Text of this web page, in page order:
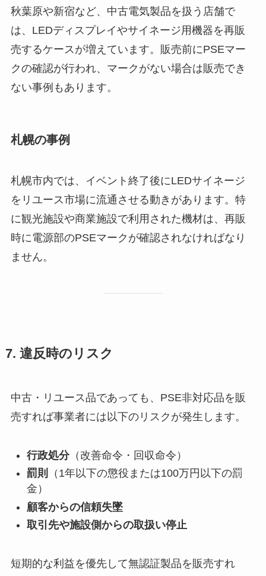
秋葉原や新宿など、中古電気製品を扱う店舗で
は、LEDディスプレイやサイネージ用機器を再販
売するケースが増えています。販売前にPSEマー
クの確認が行われ、マークがない場合は販売でき
ない事例もあります。
札幌の事例
札幌市内では、イベント終了後にLEDサイネージ
をリユース市場に流通させる動きがあります。特
に観光施設や商業施設で利用された機材は、再販
時に電源部のPSEマークが確認されなければなり
ません。
7. 違反時のリスク
中古・リユース品であっても、PSE非対応品を販
売すれば事業者には以下のリスクが発生します。
行政処分（改善命令・回収命令）
罰則
（1年以下の懲役または100万円以下の罰
金）
顧客からの信頼失墜
取引先や施設側からの取扱い停止
短期的な利益を優先して無認証製品を販売すれ